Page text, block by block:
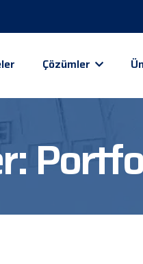
Çözümler